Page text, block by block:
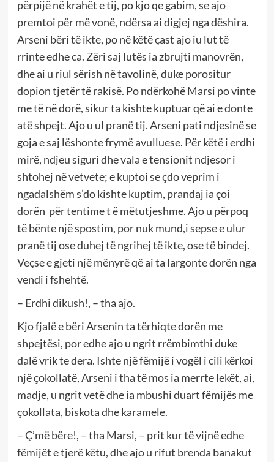
përpijë në krahët e tij, po kjo qe gabim, se ajo
premtoi për më vonë, ndërsa ai digjej nga dëshira.
Arseni bëri të ikte, po në këtë çast ajo iu lut të
rrinte edhe ca. Zëri saj lutës ia zbrujti manovrën,
dhe ai u riul sërish në tavolinë, duke porositur
dopion tjetër të rakisë. Po ndërkohë Marsi po vinte
me të në dorë, sikur ta kishte kuptuar që ai e donte
atë shpejt. Ajo u ul pranë tij. Arseni pati ndjesinë se
goja e saj lëshonte frymë avulluese. Për këtë i erdhi
mirë, ndjeu siguri dhe vala e tensionit ndjesor i
shtohej në vetvete; e kuptoi se çdo veprim i
ngadalshëm s’do kishte kuptim, prandaj ia çoi
dorën për tentime t ë mëtutjeshme. Ajo u përpoq
të bënte një spostim, por nuk mund,i sepse e ulur
pranë tij ose duhej të ngrihej të ikte, ose të bindej.
Veçse e gjeti një mënyrë që ai ta largonte dorën nga
vendi i fshehtë.
– Erdhi dikush!, – tha ajo.
Kjo fjalë e bëri Arsenin ta tërhiqte dorën me
shpejtësi, por edhe ajo u ngrit rrëmbimthi duke
dalë vrik te dera. Ishte një fëmijë i vogël i cili kërkoi
një çokollatë, Arseni i tha të mos ia merrte lekët, ai,
madje, u ngrit vetë dhe ia mbushi duart fëmijës me
çokollata, biskota dhe karamele.
– Ç’më bëre!, – tha Marsi, – prit kur të vijnë edhe
fëmijët e tjerë këtu, dhe ajo u rifut brenda banakut